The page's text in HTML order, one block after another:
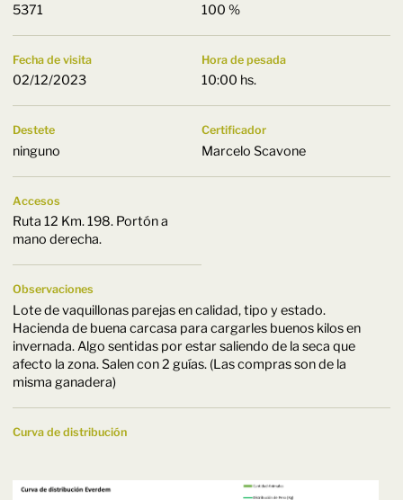
5371 100 %
Fecha de visita
02/12/2023
Hora de pesada
10:00 hs.
Destete
ninguno
Certificador
Marcelo Scavone
Accesos
Ruta 12 Km. 198. Portón a
mano derecha.
Observaciones
Lote de vaquillonas parejas en calidad, tipo y estado.
Hacienda de buena carcasa para cargarles buenos kilos en
invernada. Algo sentidas por estar saliendo de la seca que
afecto la zona. Salen con 2 guías. (Las compras son de la
misma ganadera)
Curva de distribución